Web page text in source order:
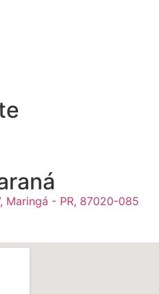
Maringá - PR, 87020-085